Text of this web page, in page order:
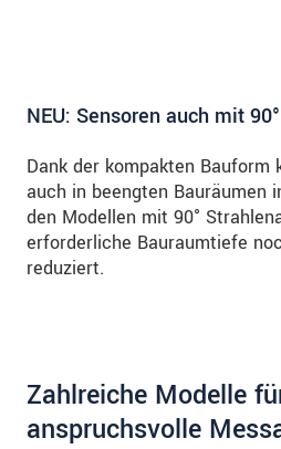
NEU: Sensoren auch mit
Dank der kompakten Bauform
auch in beengten Bauräumen
den Modellen mit 90°
erforderliche Bauraumtiefe
reduziert.
Zahlreiche Modelle
anspruchsvolle